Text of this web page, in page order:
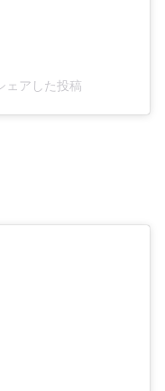
ェアした投稿